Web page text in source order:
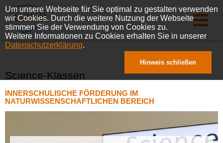
Science-Klassen
INNERSCHULISCHE FÖRDERUNG IM
NATURWISSENSCHAFTLICHEN BEREICH
Um unsere Webseite für Sie optimal zu gestalten verwenden
wir Cookies. Durch die weitere Nutzung der Webseite
stimmen Sie der Verwendung von Cookies zu.
Weitere Informationen zu Cookies erhalten Sie in unserer
Datenschutzerklärung.
Hinweis schließen